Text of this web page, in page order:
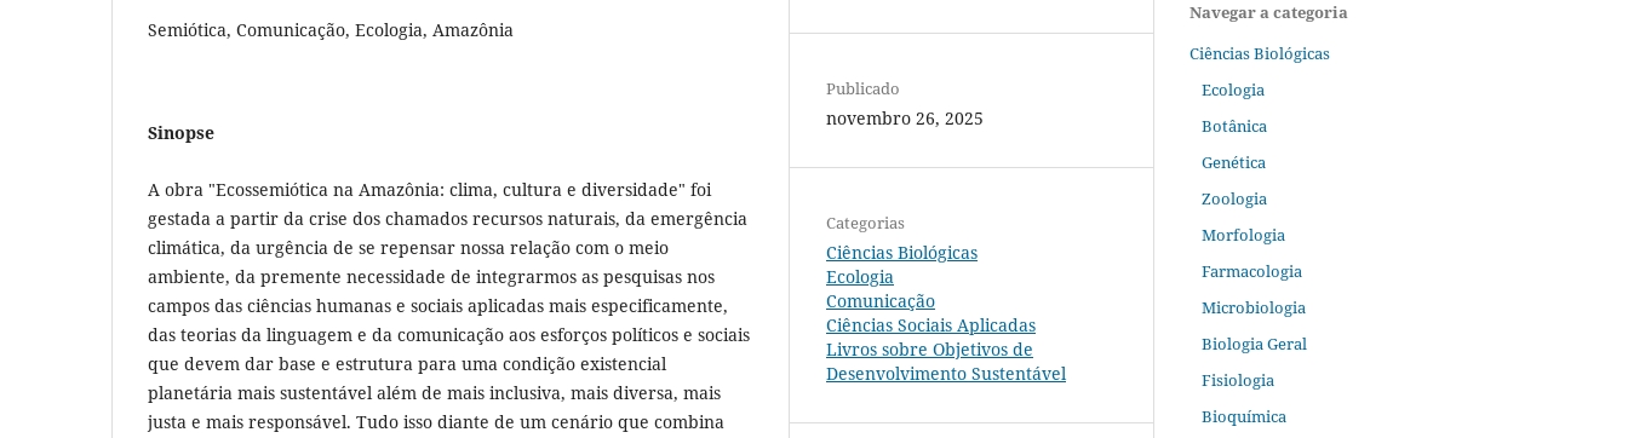
Semiótica, Comunicação, Ecologia, Amazônia
Sinopse
A obra "Ecossemiótica na Amazônia: clima, cultura e diversidade" foi
gestada a partir da crise dos chamados recursos naturais, da emergência
climática, da urgência de se repensar nossa relação com o meio
ambiente, da premente necessidade de integrarmos as pesquisas nos
campos das ciências humanas e sociais aplicadas mais especificamente,
das teorias da linguagem e da comunicação aos esforços políticos e sociais
que devem dar base e estrutura para uma condição existencial
planetária mais sustentável além de mais inclusiva, mais diversa, mais
justa e mais responsável. Tudo isso diante de um cenário que combina
Publicado
novembro 26, 2025
Categorias
Ciências Biológicas
Ecologia
Comunicação
Ciências Sociais Aplicadas
Livros sobre Objetivos de
Desenvolvimento Sustentável
Navegar a categoria
Ciências Biológicas
Ecologia
Botânica
Genética
Zoologia
Morfologia
Farmacologia
Microbiologia
Biologia Geral
Fisiologia
Bioquímica